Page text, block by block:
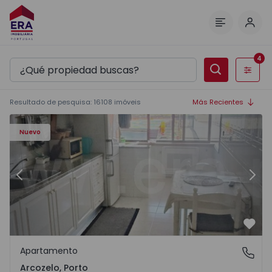
Filtros
4
Resultado de pesquisa: 16108 imóveis Más Recientes
Nuevo
- 11
Apartamento T1 Vila Nova de Gaia, Arcozelo - 1564635 - 3
Anterior
Arcozelo, Porto
Apartamento
Arcozelo, Porto